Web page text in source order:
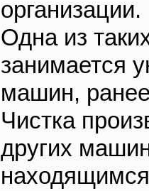
организации.
Одна из
занимается
машин,
Чистка
других